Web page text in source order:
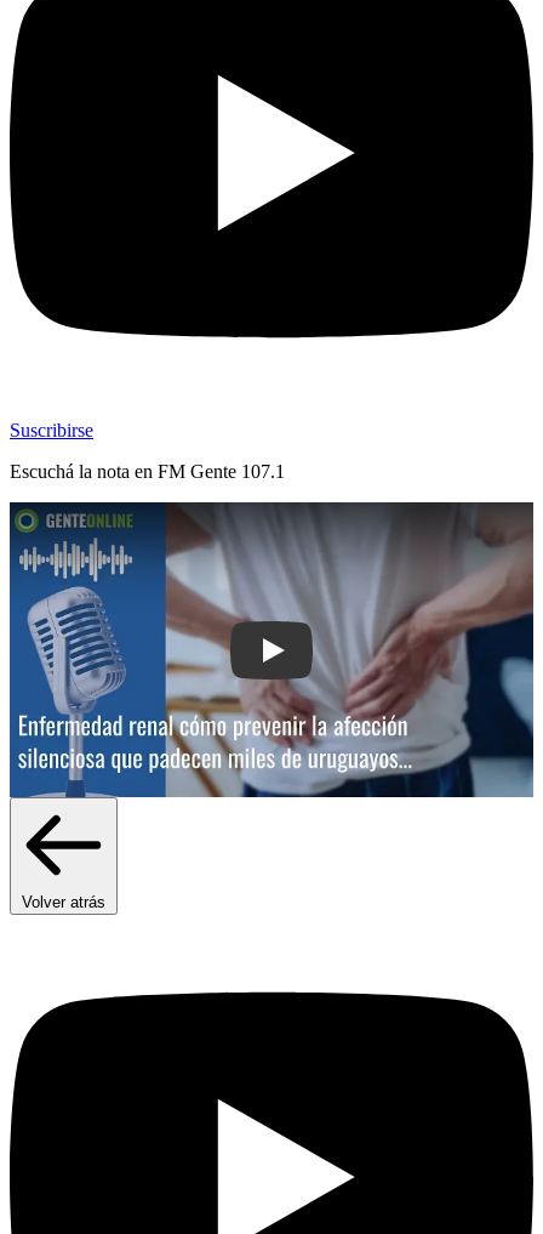
Suscribirse
Escuchá la nota en FM Gente 107.1
Play: Enfermedad renal: cómo
Volver atrás